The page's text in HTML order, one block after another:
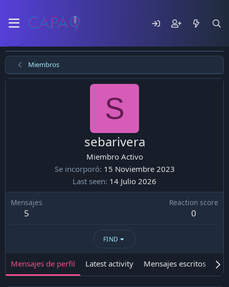
Miembros
S
sebarivera
Miembro Activo
Se incorporó 15 Noviembre 2023
Last seen 14 Julio 2026
Mensajes
5
Reaction score
0
FIND
Mensajes de perfil Latest activity Mensajes escritos